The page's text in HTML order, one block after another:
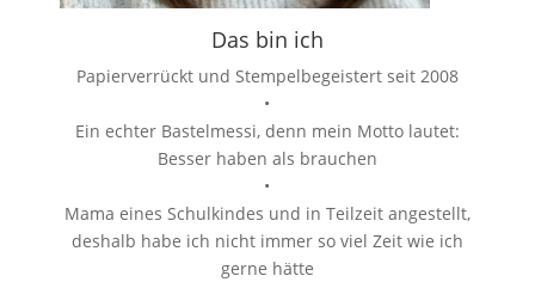
Das bin ich
Papierverrückt und Stempelbegeistert seit 2008
•
Ein echter Bastelmessi, denn mein Motto lautet:
Besser haben als brauchen
•
Mama eines Schulkindes und in Teilzeit angestellt,
deshalb habe ich nicht immer so viel Zeit wie ich
gerne hätte